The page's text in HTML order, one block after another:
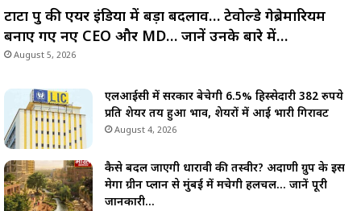
टाटा ग्रुप की एयर इंडिया में बड़ा बदलाव… टेवोल्डे गेब्रेमारियम
बनाए गए नए CEO और MD… जानें उनके बारे में…
August 5, 2026
एलआईसी में सरकार बेचेगी 6.5% हिस्सेदारी 382 रुपये
प्रति शेयर तय हुआ भाव, शेयरों में आई भारी गिरावट
August 4, 2026
कैसे बदल जाएगी धारावी की तस्वीर? अदाणी ग्रुप के इस
मेगा ग्रीन प्लान से मुंबई में मचेगी हलचल… जानें पूरी
जानकारी…